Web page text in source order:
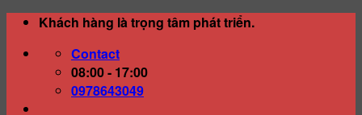
Skip
content
Khách hàng là trọng tâm phát triển.
Contact
08:00 - 17:00
0978643049